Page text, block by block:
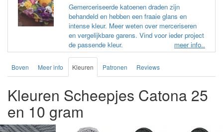
Gemerceriseerde katoenen draden zijn
behandeld en hebben een fraaie glans en
intense kleur. Meer weten over merceriseren
en vergelijkbare garens. Vind voor ieder project
de passende kleur.
meer info..
Boven Meer info Kleuren Patronen Reviews
Kleuren Scheepjes Catona 25
en 10 gram